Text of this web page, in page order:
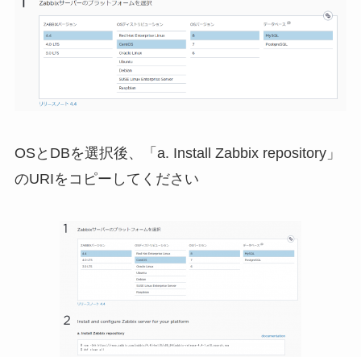
OSとDBを選択後、「a. Install Zabbix repository」
のURIをコピーしてください